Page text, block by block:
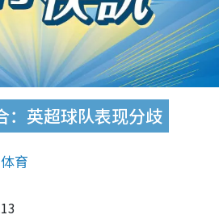
：英超球队表现分歧
体育